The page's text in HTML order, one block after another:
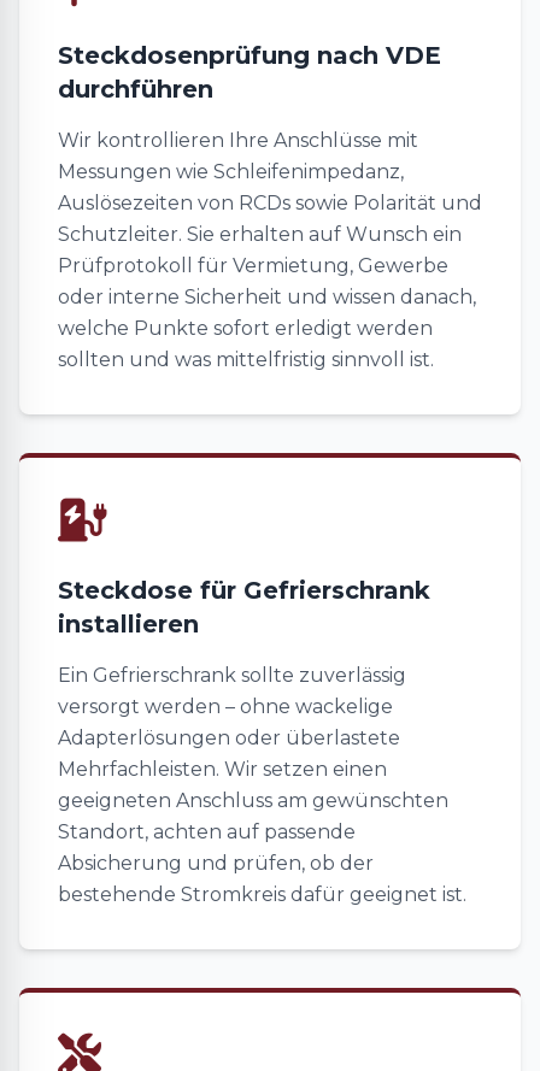
Steckdosenprüfung nach VDE
durchführen
Wir kontrollieren Ihre Anschlüsse mit
Messungen wie Schleifenimpedanz,
Auslösezeiten von RCDs sowie Polarität und
Schutzleiter. Sie erhalten auf Wunsch ein
Prüfprotokoll für Vermietung, Gewerbe
oder interne Sicherheit und wissen danach,
welche Punkte sofort erledigt werden
sollten und was mittelfristig sinnvoll ist.
Steckdose für Gefrierschrank
installieren
Ein Gefrierschrank sollte zuverlässig
versorgt werden – ohne wackelige
Adapterlösungen oder überlastete
Mehrfachleisten. Wir setzen einen
geeigneten Anschluss am gewünschten
Standort, achten auf passende
Absicherung und prüfen, ob der
bestehende Stromkreis dafür geeignet ist.